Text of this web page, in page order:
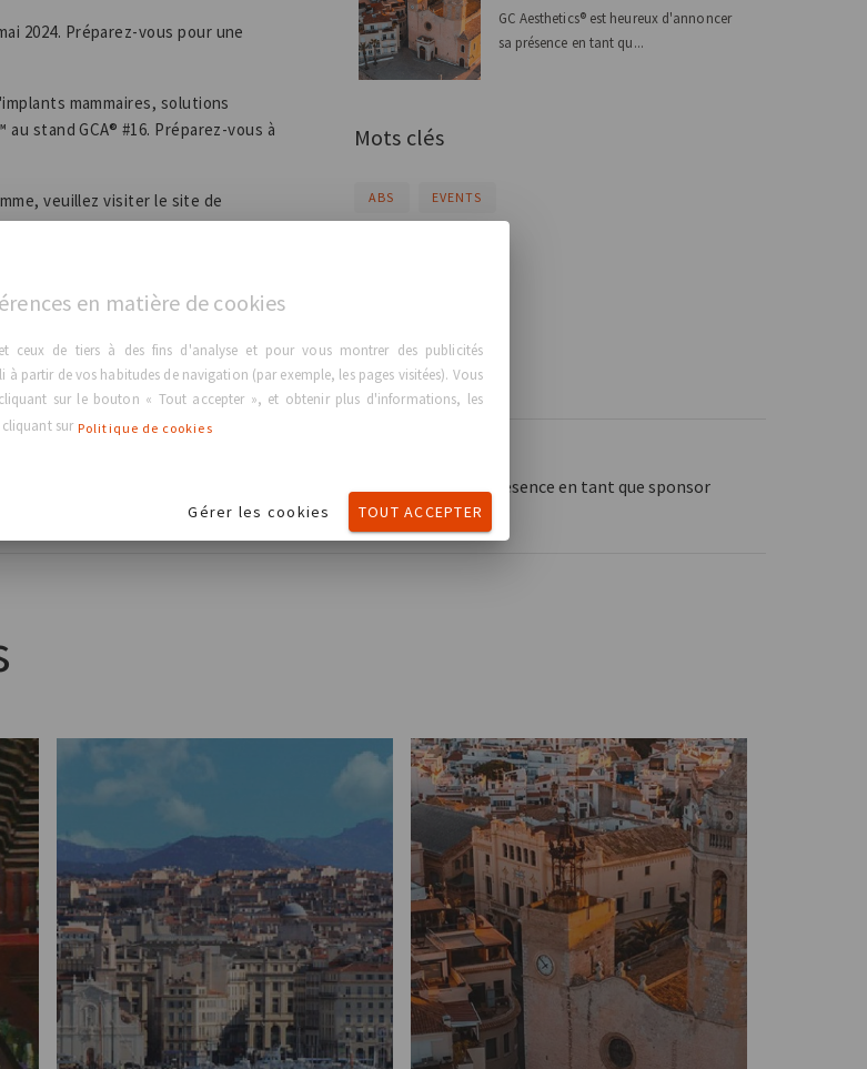
2024. Préparez-vous pour une
mammaires, solutions
stand GCA® #16. Préparez-vous à
veuillez visiter le site de
GC Aesthetics® est heureux d'annoncer
sa présence en tant qu...
Mots clés
ABS EVENTS
de
GC Aesthetics® est heureux d'annoncer sa présence en tant que sponsor
bronze au 56ème Congrès National SECPRE
en matière de cookies
ceux de tiers à des fins d'analyse et pour vous montrer des publicités
à partir de vos habitudes de navigation (par exemple, les pages visitées). Vous
sur le bouton « Tout accepter », et obtenir plus d'informations, les
sur Politique de cookies
Gérer les cookies TOUT ACCEPTER